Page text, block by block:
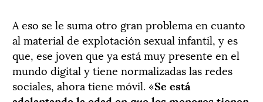
A eso se le suma otro gran problema en cuanto
al material de explotación sexual infantil, y es
que, ese joven que ya está muy presente en el
mundo digital y tiene normalizadas las redes
sociales, ahora tiene móvil. «Se está